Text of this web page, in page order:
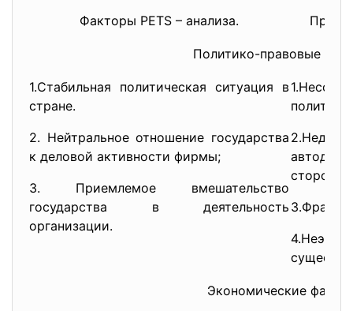
Факторы PETS – анализа.
Политико-правовые
1.Стабильная политическая ситуация в
стране.
2. Нейтральное отношение государства
к деловой активности фирмы;
3. Приемлемое вмешательство
государства в деятельность
организации.
стороны
Экономические